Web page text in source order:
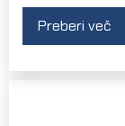
Preberi več